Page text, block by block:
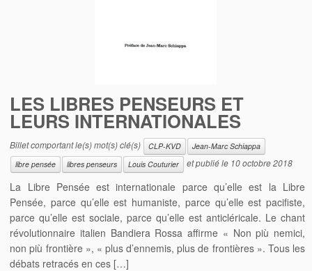
LES LIBRES PENSEURS ET
LEURS INTERNATIONALES
Billet comportant le(s) mot(s) clé(s) CLP-KVD
Jean-Marc Schiappa
libre pensée
libres penseurs Louis Couturier et publié le 10 octobre 2018
La Libre Pensée est internationale parce qu’elle est la Libre
Pensée, parce qu’elle est humaniste, parce qu’elle est pacifiste,
parce qu’elle est sociale, parce qu’elle est anticléricale. Le chant
révolutionnaire italien Bandiera Rossa affirme « Non più nemici,
non più frontière », « plus d’ennemis, plus de frontières ». Tous les
débats retracés en ces […]